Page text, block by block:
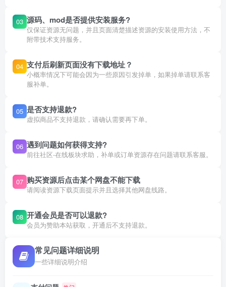
03 源码、mod是否提供安装服务?
仅保证资源无问题，并且页面清楚描述资源的安装使用方法，不
附带技术支持服务。
04 支付后刷新页面没有下载地址？
小概率情况下可能会因为一些原因引发掉单，如果掉单请联系客
服补单。
05 是否支持退款?
虚拟商品不支持退款，请确认需要再下单。
06 遇到问题如何获得支持?
前往社区-在线板块求助，补单或订单资源存在问题请联系客服。
07 购买资源后点击某个网盘不能下载
请阅读资源下载页面提示并且选择其他网盘线路。
08 开通会员是否可以退款?
会员为赞助本站获取，开通后不支持退款。
常见问题详细说明
一些详细说明介绍